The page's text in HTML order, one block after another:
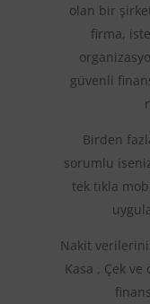
olan bir
firma,
güvenli
Birden
sorumlu
tek tıkla
Nakit
Kasa , Çek